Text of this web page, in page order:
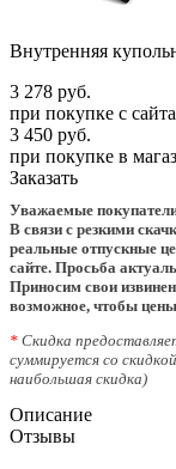
Внутренняя
3 278 руб.
при покупке с сайта
3 450 руб.
при покупке в
Заказать
Уважаемые
В связи с резкими
реальные отпускные
сайте. Просьба
Приносим свои
возможное, чтобы
* Скидка
суммируется со
наибольшая скидка)
Описание
Отзывы